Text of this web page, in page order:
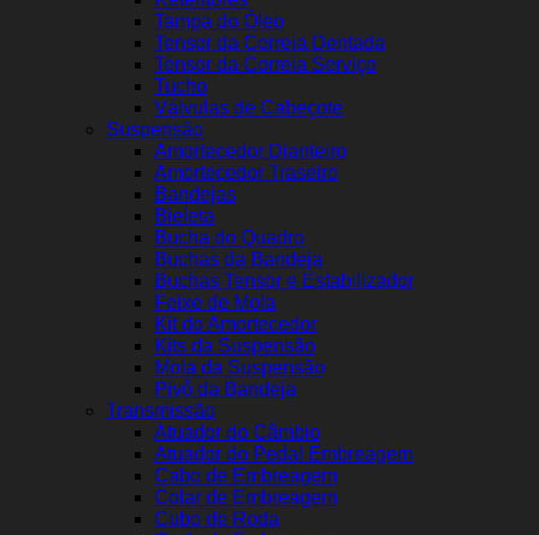
Tampa do Óleo
Tensor da Correia Dentada
Tensor da Correia Serviço
Tucho
Válvulas de Cabeçote
Suspensão
Amortecedor Dianteiro
Amortecedor Traseiro
Bandejas
Bieleta
Bucha do Quadro
Buchas da Bandeja
Buchas Tensor e Estabilizador
Feixe de Mola
Kit do Amortecedor
Kits da Suspensão
Mola da Suspensão
Pivô da Bandeja
Transmissão
Atuador do Câmbio
Atuador do Pedal Embreagem
Cabo de Embreagem
Colar de Embreagem
Cubo de Roda